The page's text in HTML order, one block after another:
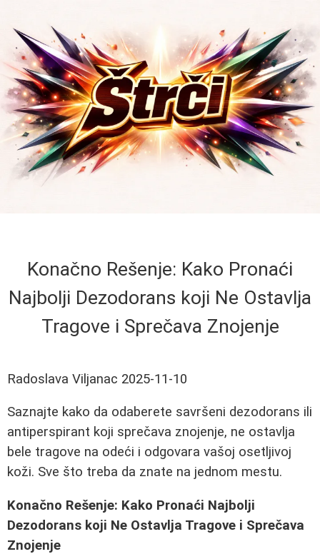
Konačno Rešenje: Kako Pronaći
Najbolji Dezodorans koji Ne Ostavlja
Tragove i Sprečava Znojenje
Radoslava Viljanac 2025-11-10
Saznajte kako da odaberete savršeni dezodorans ili
antiperspirant koji sprečava znojenje, ne ostavlja
bele tragove na odeći i odgovara vašoj osetljivoj
koži. Sve što treba da znate na jednom mestu.
Konačno Rešenje: Kako Pronaći Najbolji
Dezodorans koji Ne Ostavlja Tragove i Sprečava
Znojenje